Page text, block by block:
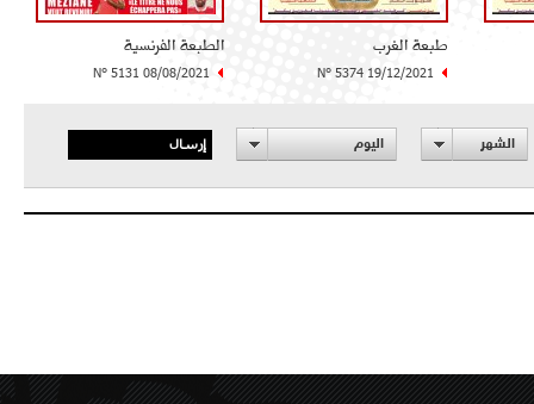
طبعة الغرب
N° 5374 19/12/2021
الطبعة الفرنسية
N° 5131 08/08/2021
الشهر اليوم إرسال